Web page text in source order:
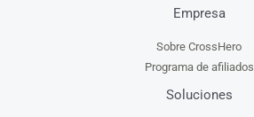
Empresa
Sobre CrossHero
Programa de afiliados
Soluciones